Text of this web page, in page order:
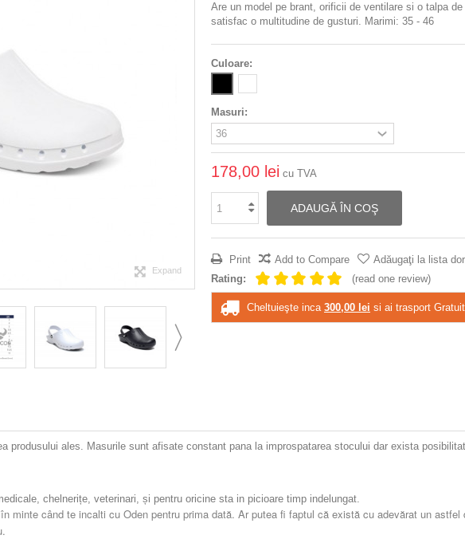
Expand
Are un model pe brant, orificii de ventilare si o talpa
satisfac o multitudine de gusturi. Marimi: 35 - 46
Culoare:
Masuri:
178,00 lei cu TVA
ADAUGĂ ÎN COŞ
Print Add to Compare
Adăugaţi la lista
Rating:
(read one review)
Cheltuieşte inca 300,00 lei si ai trasport
produsului ales. Masurile sunt afisate constant pana la improspatarea stocului dar exista
chelnerițe, veterinari, și pentru oricine sta in picioare timp indelungat.
minte când te incalti cu Oden pentru prima dată. Ar putea fi faptul că există cu adevărat un